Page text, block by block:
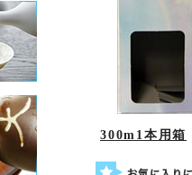
300m1本用箱